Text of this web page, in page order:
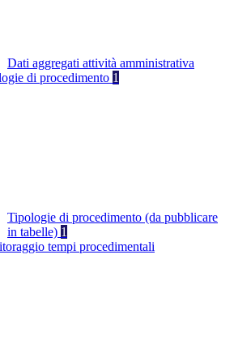
Dati aggregati attività amministrativa
di procedimento 1
Tipologie di procedimento (da pubblicare
in tabelle) 1
tempi procedimentali